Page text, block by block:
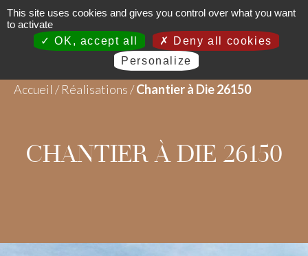
Aller au contenu
Accueil /Réalisations/Chantier à Die 26150
CHANTIER À DIE 26150
This site uses cookies and gives you control over what you want
to activate
OK, accept all
Deny all cookies
Personalize